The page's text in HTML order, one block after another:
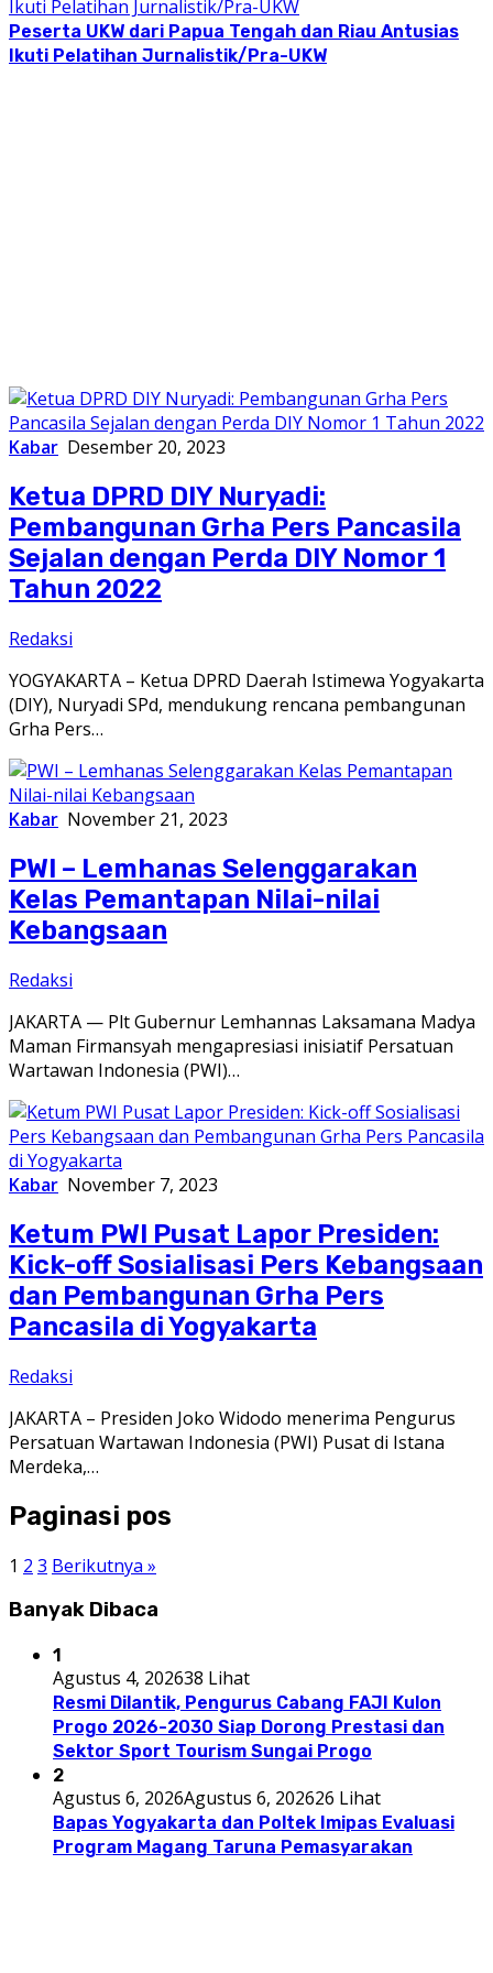
Peserta UKW dari Papua Tengah dan Riau Antusias
Ikuti Pelatihan Jurnalistik/Pra-UKW
Kabar Desember 20, 2023
Ketua DPRD DIY Nuryadi:
Pembangunan Grha Pers Pancasila
Sejalan dengan Perda DIY Nomor 1
Tahun 2022
Redaksi
YOGYAKARTA – Ketua DPRD Daerah Istimewa Yogyakarta
(DIY), Nuryadi SPd, mendukung rencana pembangunan
Grha Pers…
Kabar November 21, 2023
PWI – Lemhanas Selenggarakan
Kelas Pemantapan Nilai-nilai
Kebangsaan
Redaksi
JAKARTA — Plt Gubernur Lemhannas Laksamana Madya
Maman Firmansyah mengapresiasi inisiatif Persatuan
Wartawan Indonesia (PWI)…
Kabar November 7, 2023
Ketum PWI Pusat Lapor Presiden:
Kick-off Sosialisasi Pers Kebangsaan
dan Pembangunan Grha Pers
Pancasila di Yogyakarta
Redaksi
JAKARTA – Presiden Joko Widodo menerima Pengurus
Persatuan Wartawan Indonesia (PWI) Pusat di Istana
Merdeka,…
Paginasi pos
1 2 3 Berikutnya »
Banyak Dibaca
1
Agustus 4, 202638 Lihat
Resmi Dilantik, Pengurus Cabang FAJI Kulon
Progo 2026-2030 Siap Dorong Prestasi dan
Sektor Sport Tourism Sungai Progo
2
Agustus 6, 2026Agustus 6, 202626 Lihat
Bapas Yogyakarta dan Poltek Imipas Evaluasi
Program Magang Taruna Pemasyarakan